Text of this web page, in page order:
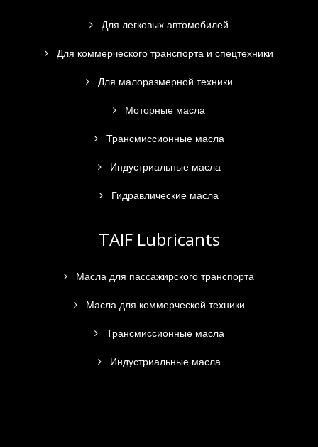
Для легковых автомобилей
Для коммерческого транспорта и спецтехники
Для малоразмерной техники
Моторные масла
Трансмиссионные масла
Индустриальные масла
Гидравлические масла
TAIF Lubricants
Масла для пассажирского транспорта
Масла для коммерческой техники
Трансмиссионные масла
Индустриальные масла